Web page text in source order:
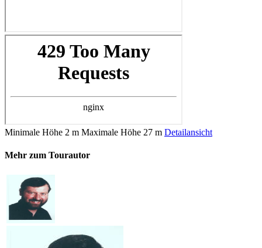
Minimale Höhe 2 m Maximale Höhe 27 m Detailansicht
Mehr zum Tourautor